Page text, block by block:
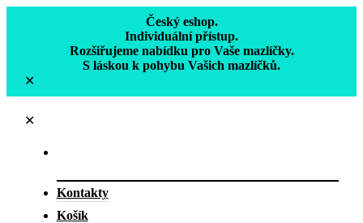
Český eshop.
Individuální přístup.
Rozšiřujeme nabídku pro Vaše mazlíčky.
S láskou k pohybu Vašich mazlíčků.
✕
✕
Kontakty
Košík